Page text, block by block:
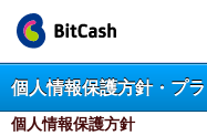
個人情報保護方針・プ
個人情報保護方針